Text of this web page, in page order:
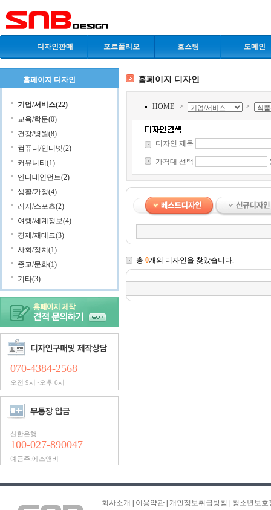
디자인판매 포트폴리오 호스팅 도메인
홈페이지 디자인
기업/서비스(22)
교육/학문(0)
건강/병원(8)
컴퓨터/인터넷(2)
커뮤니티(1)
엔터테인먼트(2)
생활/가정(4)
레저/스포츠(2)
여행/세계정보(4)
경제/재테크(3)
사회/정치(1)
종교/문화(1)
기타(3)
070-4384-2568
오전 9시~오후 6시
신한은행
100-027-890047
예금주:에스앤비
홈페이지 디자인
HOME > >
디자인 제목
가격대 선택
총 0개의 디자인을 찾았습니다.
회사소개 이용약관 개인정보취급방침 청소년보호